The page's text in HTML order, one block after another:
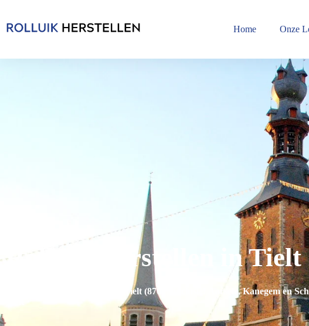
Home Onze
Rolluik Herstellen in Tielt
Rolluik Herstellings Dienst in Tielt (8700), inclusief Aarsele, Kanegem en